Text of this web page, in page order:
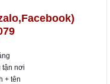
tận nơi
+ tên